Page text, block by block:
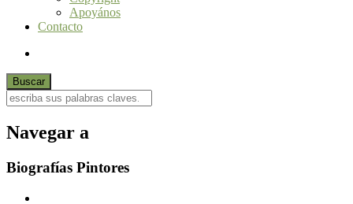
Apoyános
Contacto
Navegar a
Biografías Pintores